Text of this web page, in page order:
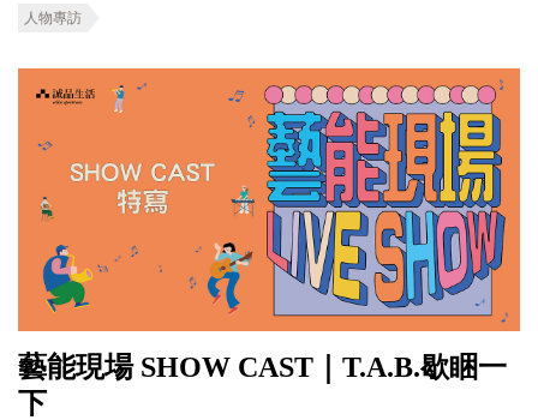
人物專訪
藝能現場 SHOW CAST｜T.A.B.歇睏一
下